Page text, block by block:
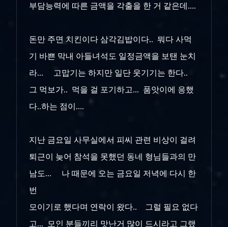
부담능력에 따른 금액을 각출을 한 거 같은데....
돈만 주면 치킨이다 삼각김밥이다.. 뭐다 사먹
기 바쁜 막내 아들녀석도 일정금액을 보탠 눈치
라... 고맙기는 하지만 일단 웃기기는 한다..
그 먹보가.. 먹을 걸 포기하고... 품앗이에 응했
다..하는 점이....
지난 금요일 사무실에서 피씨 관련 비상이 걸려
퇴근이 늦어 참석을 못했던 동네 형님들과의 만
남도... 나 때문에 오는 금요일 저녁에 다시 한
번
모이기로 했다며 연락이 왔다.. 그럴 필요 없다
고... 모인 분들끼리 맛난거 많이 드시라고 그랬